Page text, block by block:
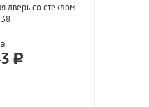
дверь со стеклом